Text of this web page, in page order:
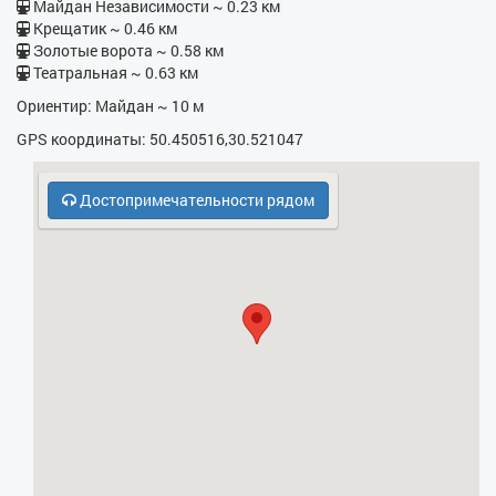
Курение:
- Бойлер
- Гладильная доска
- Электрочайник
- Бесплатная парковка
Майдан Независимости ~ 0.23 км
Крещатик ~ 0.46 км
Золотые ворота ~ 0.58 км
Театральная ~ 0.63 км
Ориентир: Майдан ~ 10 м
GPS координаты: 50.450516,30.521047
Достопримечательности рядом